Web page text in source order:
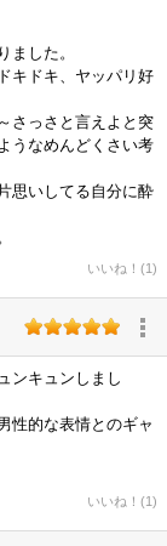
ました。
キドキ、ヤッパリ好
さっさと言えよと突
うなめんどくさい考
思いしてる自分に酔
いいね！(1)
ンキュンしまし
性的な表情とのギャ
いいね！(1)